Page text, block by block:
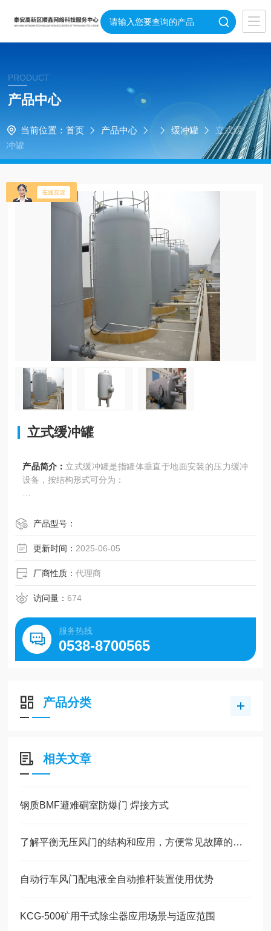
PRODUCT
产品中心
当前位置： 首页 产品中心 缓冲罐
立式缓
冲罐
立式缓冲罐
产品简介： 立式缓冲罐是指罐体垂直于地面安装的压力缓冲
设备，按结构形式可分为：
站）。
隔膜式 / 气囊式：内置隔离元件（适用于需介质与气体分离
的场景）。
活塞式：通过活塞运动实现压力平衡（高压大流量系统常
用）。
产品型号：
更新时间： 2025-06-05
厂商性质：代理商
访问量：674
服务热线
0538-8700565
产品分类
相关文章
钢质BMF避难硐室防爆门 焊接方式
了解平衡无压风门的结构和应用，方便常见故障的分析
自动行车风门配电液全自动推杆装置使用优势
KCG-500矿用干式除尘器应用场景与适应范围